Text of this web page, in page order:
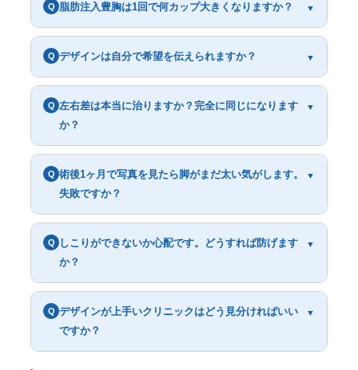
Q 脂肪注入豊胸は1回で何カップ大きくなりますか？ ▼
Q デザインは自分で希望を伝えられますか？ ▼
Q 左右差は本当に治りますか？完全に同じになります
か？
▼
Q 術後1ヶ月で写真を見たら脚がまだ太い気がします。
失敗ですか？
▼
Q
しこりができないか心配です。どうすれば防げます
か？
▼
Q デザインが上手いクリニックはどう見分ければいい
ですか？
▼